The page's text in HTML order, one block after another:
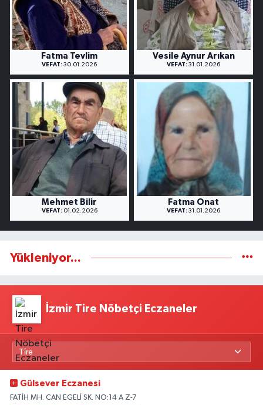
Fatma Tevlim
VEFAT: 30.01.2026
Vesile Aynur Arıkan
VEFAT: 31.01.2026
Mehmet Bilir
VEFAT:01.02.2026
Fatma Onat
VEFAT: 31.01.2026
Yükleniyor...
İzmir Tire Nöbetçi Eczaneler
Gülsever Eczanesi
FATİH MH. CAN EGELİ SK. NO:14 A Z-7